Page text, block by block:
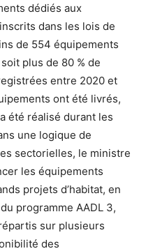
dédiés aux
dans les lois de
de 554 équipements
plus de 80 % de
entre 2020 et
ont été livrés,
été réalisé durant les
une logique de
sectorielles, le ministre
les équipements
projets d’habitat, en
programme AADL 3,
sur plusieurs
des